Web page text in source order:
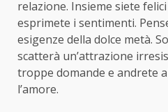
relazione. Insieme siete
esprimete i sentimenti.
esigenze della dolce metà.
scatterà un’attrazione
troppe domande e andrete
l’amore.